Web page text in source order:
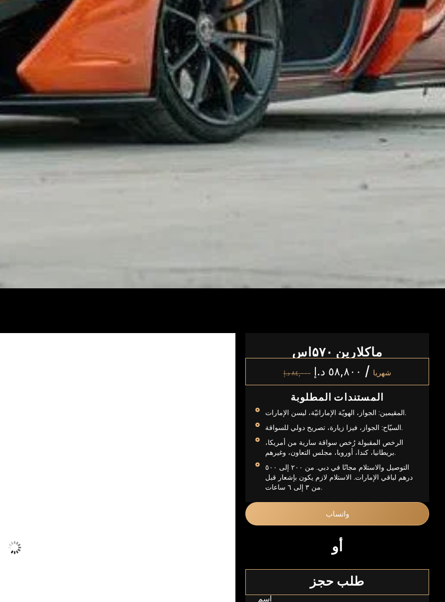
ماكلارين ۵۷۰اس
٨٤,٠٠٠د.إ ٥٨,٨٠٠ د.إ / شهريا
المستندات المطلوبة
المقيمين: الجواز، الهويّة الإماراتيّة، ليسن الإمارات.
السيّاح: الجواز، فيزا زيارة، تصريح دولي للسواقة.
الرخص المقبولة رُخص سواقة سارية من أمريكا،
بريطانيا، كندا، أوروبا، مجلس التعاون، وغيرهم.
التوصيل والاستلام مجانًا في دبي. من ٢٠٠ إلى ٥٠٠
درهم لباقي الإمارات. الاستلام لازم يكون بإشعار قبل
من ٣ إلى ٦ ساعات.
واتساب
أو
طلب حجز
اسم